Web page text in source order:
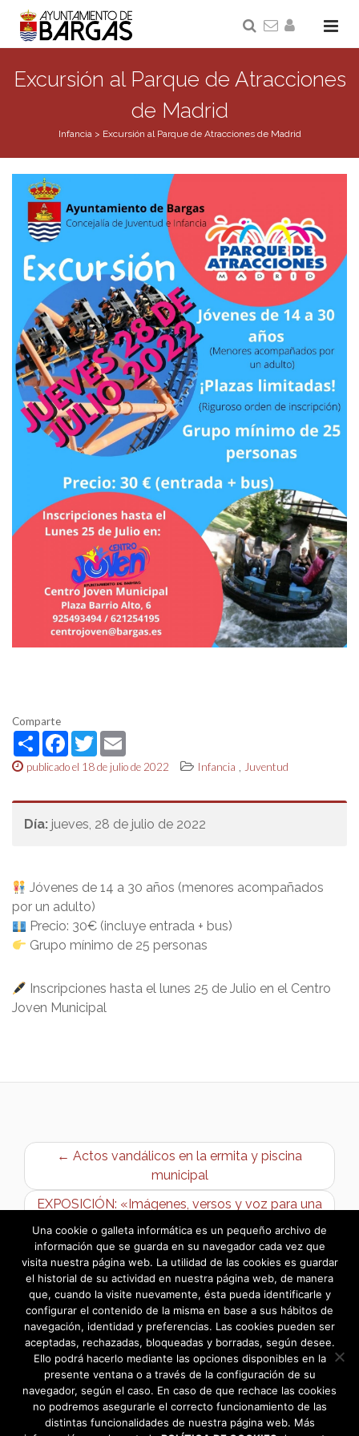
Excursión al Parque de Atracciones
de Madrid
Infancia> Excursión al Parque de Atracciones de Madrid
Comparte
ShareFacebook
Twitter
publicado el 18 de julio de 2022 Infancia , Juventud
Día: jueves, 28 de julio de 2022
Jóvenes de 14 a 30 años (menores acompañados
por un adulto)
Precio: 30€ (incluye entrada + bus)
Grupo mínimo de 25 personas
Inscripciones hasta el lunes 25 de Julio en el Centro
Joven Municipal
← Actos vandálicos en la ermita y piscina
municipal
EXPOSICIÓN: «Imágenes, versos y voz para una
revolución» de Antolín Pulido →
Una cookie o galleta informática es un pequeño archivo de
información que se guarda en su navegador cada vez que
visita nuestra página web. La utilidad de las cookies es guardar
el historial de su actividad en nuestra página web, de manera
que, cuando la visite nuevamente, ésta pueda identificarle y
configurar el contenido de la misma en base a sus hábitos de
navegación, identidad y preferencias. Las cookies pueden ser
aceptadas, rechazadas, bloqueadas y borradas, según desee.
Ello podrá hacerlo mediante las opciones disponibles en la
presente ventana o a través de la configuración de su
navegador, según el caso. En caso de que rechace las cookies
no podremos asegurarle el correcto funcionamiento de las
distintas funcionalidades de nuestra página web. Más